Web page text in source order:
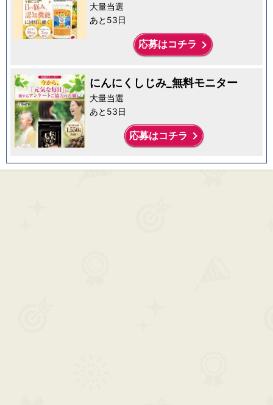
大量当選
あと53日
応募はコチラ keyboard_arrow_right
にんにくしじみ_無料モニター
大量当選
あと53日
応募はコチラ keyboard_arrow_right